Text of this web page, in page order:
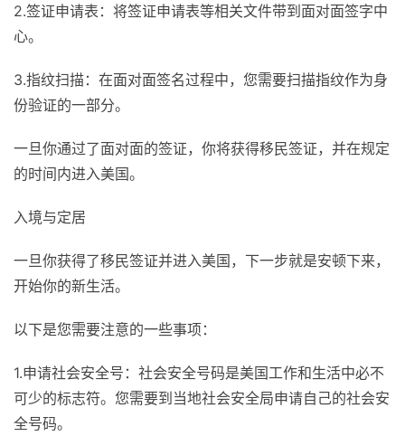
2.签证申请表：将签证申请表等相关文件带到面对面签字中
心。
3.指纹扫描：在面对面签名过程中，您需要扫描指纹作为身
份验证的一部分。
一旦你通过了面对面的签证，你将获得移民签证，并在规定
的时间内进入美国。
入境与定居
一旦你获得了移民签证并进入美国，下一步就是安顿下来，
开始你的新生活。
以下是您需要注意的一些事项：
1.申请社会安全号：社会安全号码是美国工作和生活中必不
可少的标志符。您需要到当地社会安全局申请自己的社会安
全号码。